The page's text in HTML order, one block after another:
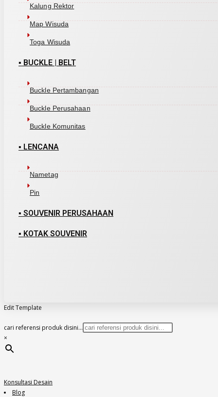
Kalung Rektor
Map Wisuda
Toga Wisuda
▪ BUCKLE | BELT
Buckle Pertambangan
Buckle Perusahaan
Buckle Komunitas
▪ LENCANA
Nametag
Pin
▪ SOUVENIR PERUSAHAAN
▪ KOTAK SOUVENIR
Edit Template
cari referensi produk disini...
×
Konsultasi Desain
Blog